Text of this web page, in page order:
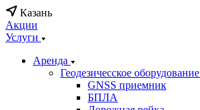
Казань
Акции
Услуги
Аренда
Геодезичесское оборудование
GNSS приемник
БПЛА